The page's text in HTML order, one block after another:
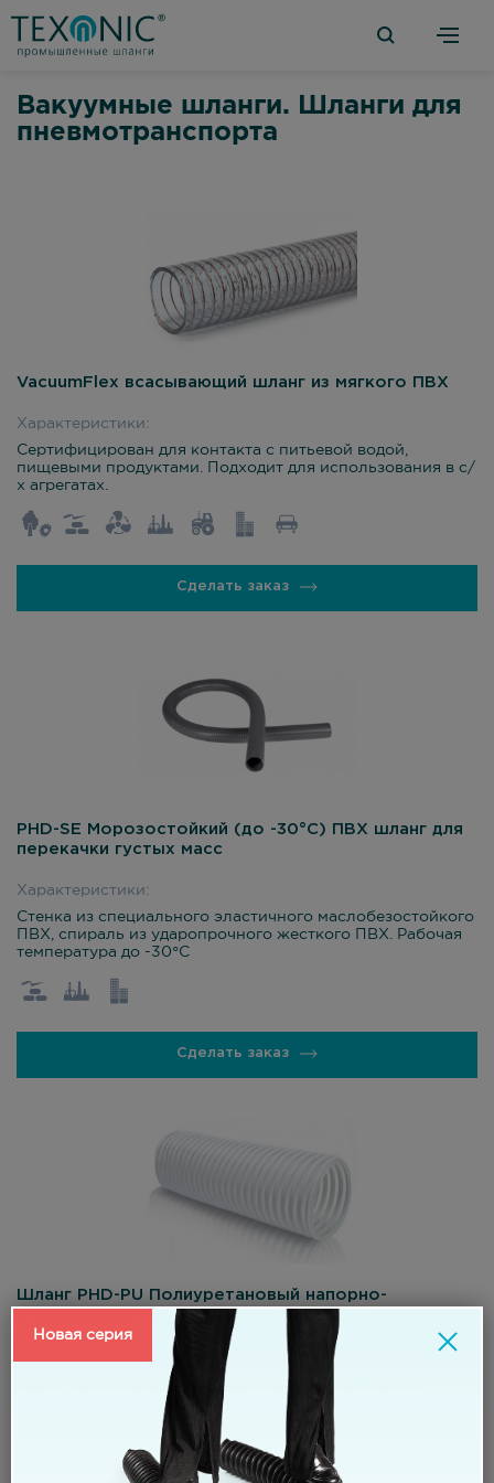
Вакуумные шланги. Шланги для
пневмотранспорта
VacuumFlex всасывающий шланг из мягкого ПВХ
Характеристики:
Сертифицирован для контакта с питьевой водой,
пищевыми продуктами. Подходит для использования в с/
х агрегатах.
Сделать заказ
PHD-SE Морозостойкий (до -30°С) ПВХ шланг для
перекачки густых масс
Характеристики:
Стенка из специального эластичного маслобезостойкого
ПВХ, спираль из ударопрочного жесткого ПВХ. Рабочая
температура до -30°С
Сделать заказ
Шланг PHD-PU Полиуретановый напорно-
всасывающий шланг, армированный ПВХ спиралью
Транспортировка абразивов, воздушно-капельных
Новая серия